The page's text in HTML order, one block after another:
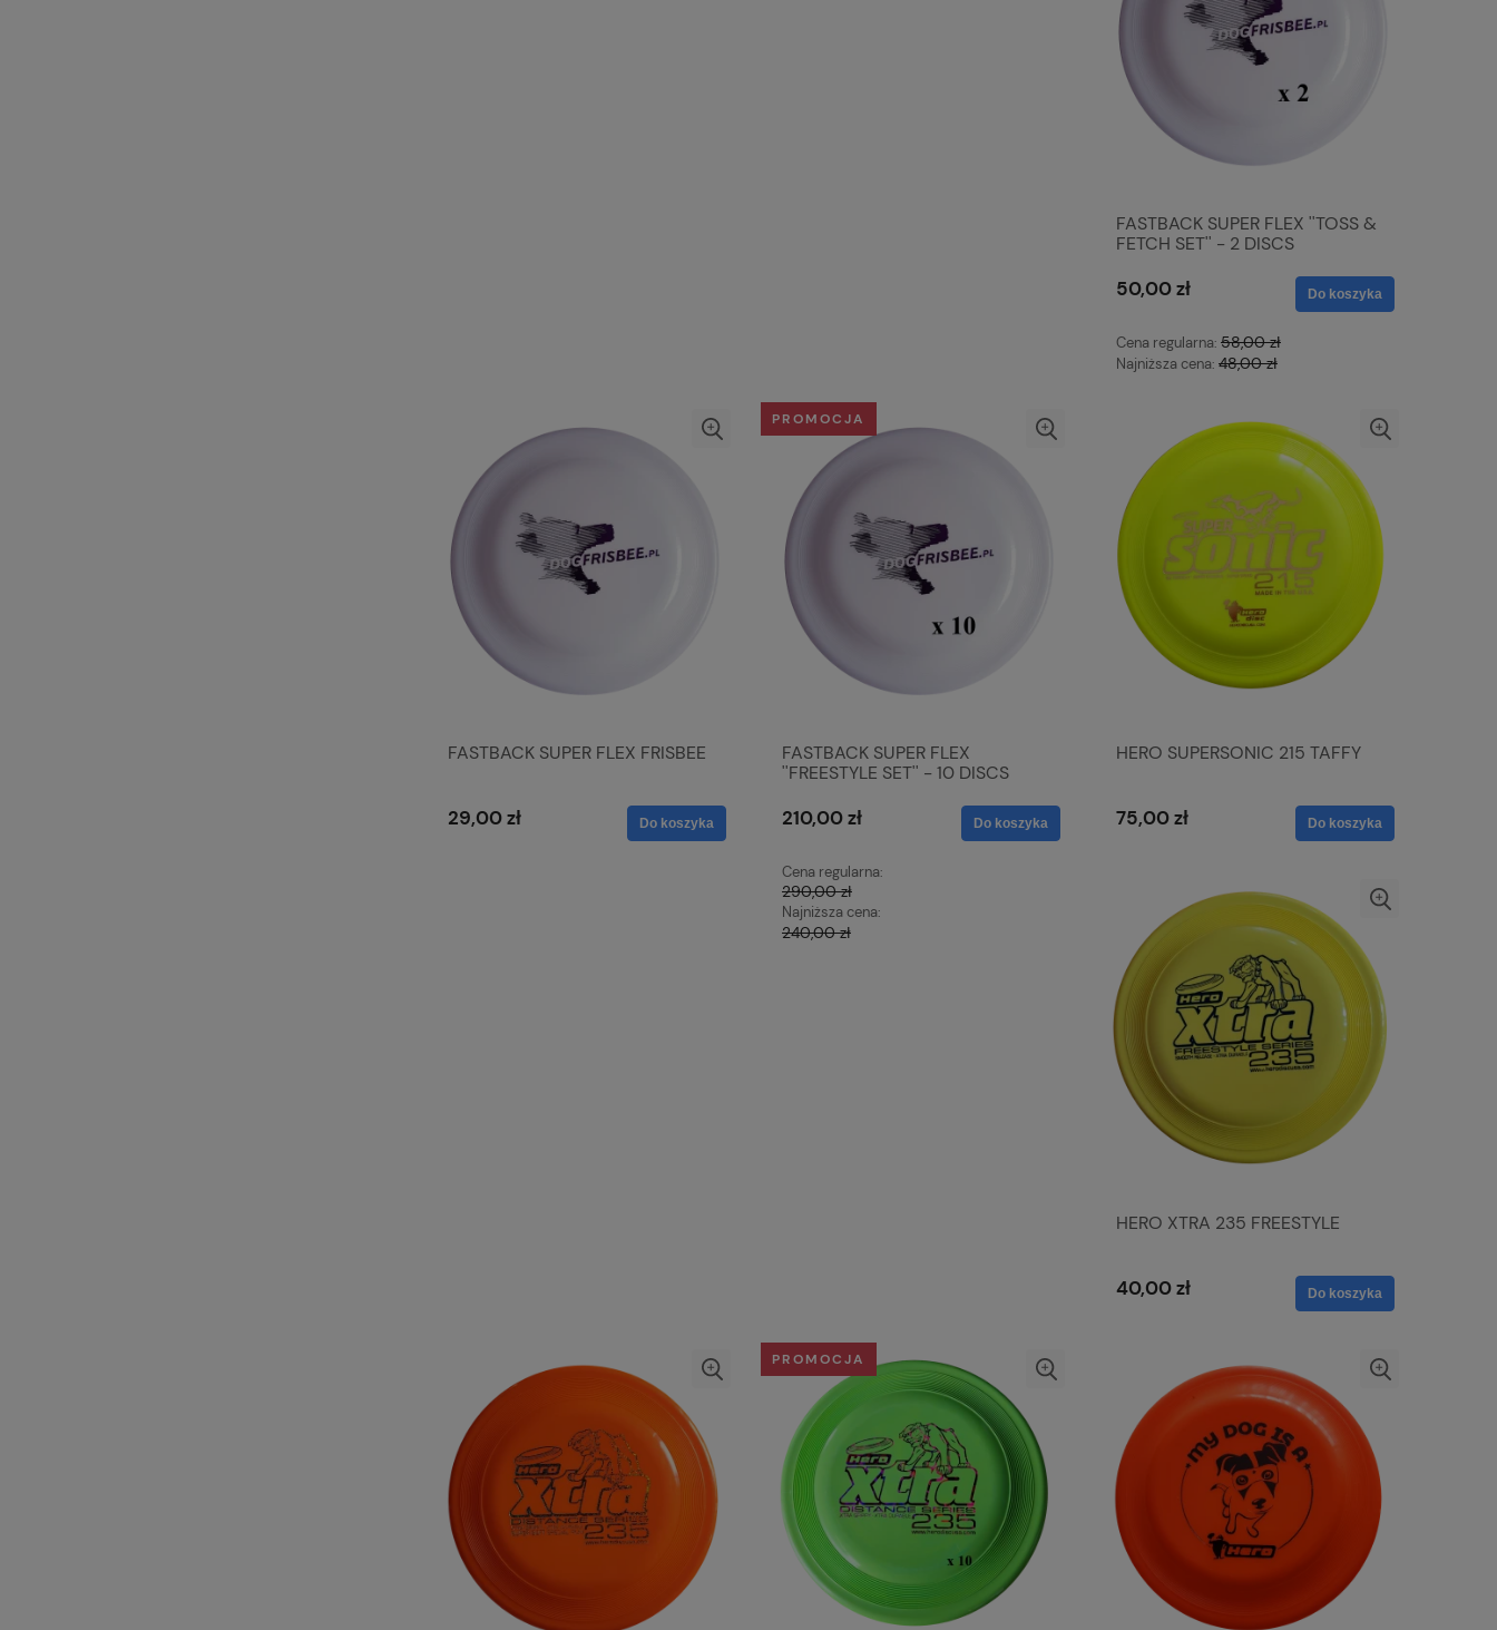
FASTBACK SUPER FLEX ''TOSS &
FETCH SET'' - 2 DISCS
50,00 zł
Cena regularna: 58,00 zł
Najniższa cena: 48,00 zł
Do koszyka
FASTBACK SUPER FLEX FRISBEE
29,00 zł Do koszyka
FASTBACK SUPER FLEX
''FREESTYLE SET'' - 10 DISCS
210,00 zł
Cena regularna:
290,00 zł
Najniższa cena:
240,00 zł
Do koszyka
PROMOCJA
HERO SUPERSONIC 215 TAFFY
75,00 zł Do koszyka
HERO XTRA 235 FREESTYLE
40,00 zł Do koszyka
PROMOCJA